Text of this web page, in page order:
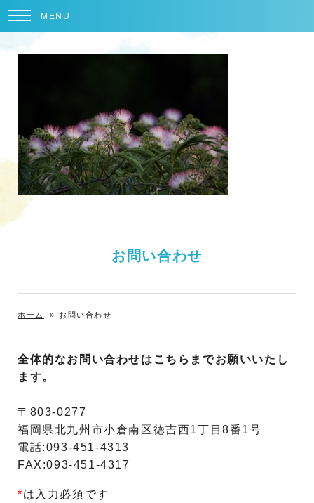
MENU
お問い合わせ
ホーム » お問い合わせ
全体的なお問い合わせはこちらまでお願いいたし
ます。
〒803-0277
福岡県北九州市小倉南区徳吉西1丁目8番1号
電話:093-451-4313
FAX:093-451-4317
*は入力必須です